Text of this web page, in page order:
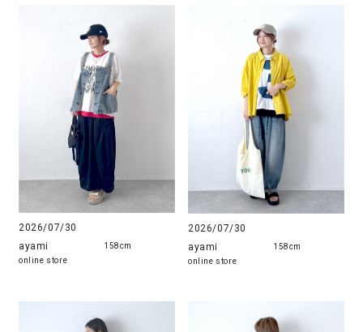
2026/07/30
ayami
online store
158cm
2026/07/30
ayami
online store
158cm